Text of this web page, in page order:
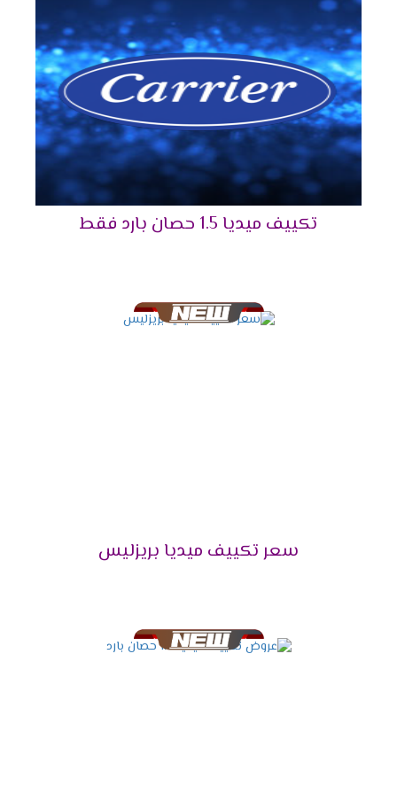
الفيروسات والجراثيم وأيضا تقوم بإزالة اى روائح
كريهة كما انها تقوم بتوزيع الهواء فى جميع انحاء
الغرفة .
فلاتر تنظيف الهواء
نوفر لكم أفضل فلاتر تعمل على تنظيف الهواء
الصادر من الخارج بشكل طبيعى وسهل كما أننا بنوفر
لكم مؤشر فى الجهاز يظهر لكم الوقت المناسب
ليقوم العميل بتنظيف الفلاتر من أى أتربة وأكثر ما
يميز تلك الفلاتر أنها سهلة التنظيف ويستطيع أى
أستمتع مع أجهزة ميديا بأقوى شاشة عرض ديجيتال
التميز بالتبريد السريع
التميز بالتشغيل التلقائى
تكييف ميديا 1.5 حصان بارد فقط
سعر تكييف ميديا بريزليس